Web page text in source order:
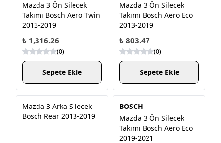
Mazda 3 Ön Silecek
Takımı Bosch Aero Twin
2013-2019
₺ 1,316.26
(0)
Sepete Ekle
Mazda 3 Ön Silecek
Takımı Bosch Aero Eco
2013-2019
₺ 803.47
(0)
Sepete Ekle
Mazda 3 Arka Silecek
Bosch Rear 2013-2019
BOSCH
Mazda 3 Ön Silecek
Takımı Bosch Aero Eco
2019-2021